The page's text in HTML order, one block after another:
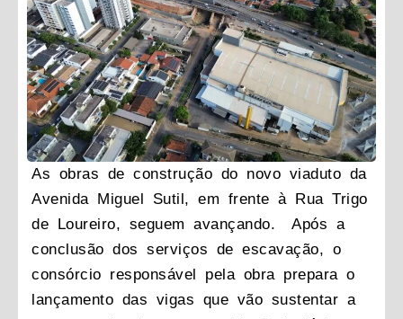
As obras de construção do novo viaduto da
Avenida Miguel Sutil, em frente à Rua Trigo
de Loureiro, seguem avançando. Após a
conclusão dos serviços de escavação, o
consórcio responsável pela obra prepara o
lançamento das vigas que vão sustentar a